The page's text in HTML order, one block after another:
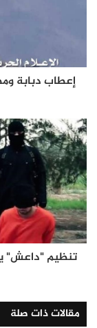
إعطاب دبابة
مقالات ذات صلة